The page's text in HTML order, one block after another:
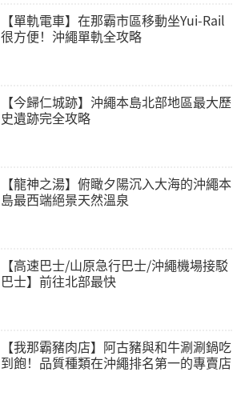
【單軌電車】在那霸市區移動坐Yui-Rail
很方便！沖繩單軌全攻略
【今歸仁城跡】沖繩本島北部地區最大歷
史遺跡完全攻略
【龍神之湯】俯瞰夕陽沉入大海的沖繩本
島最西端絕景天然溫泉
【高速巴士/山原急行巴士/沖繩機場接駁
巴士】前往北部最快
【我那霸豬肉店】阿古豬與和牛涮涮鍋吃
到飽！品質種類在沖繩排名第一的專賣店